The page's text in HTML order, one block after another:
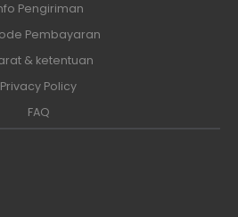
Pengiriman
Pembayaran
& ketentuan
Privacy Policy
FAQ